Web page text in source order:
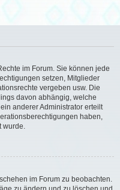
im Forum. Sie können jede
setzen, Mitglieder
vergeben usw. Die
davon abhängig, welche
anderer Administrator erteilt
haben,
wurde.
im Forum zu beobachten.